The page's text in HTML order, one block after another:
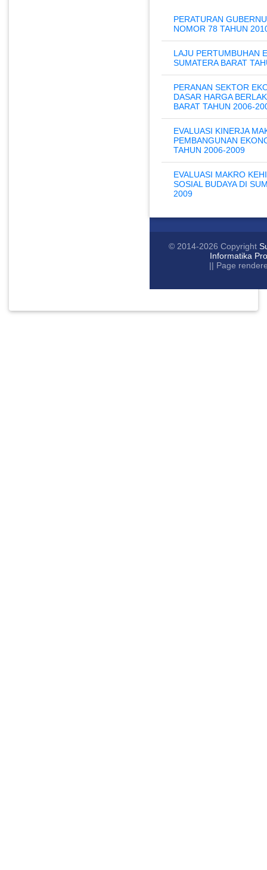
PERATURAN
NOMOR 78 TAHUN
LAJU PERTUMBUHAN
SUMATERA BARAT
PERANAN SEKTOR
DASAR HARGA
BARAT TAHUN 2006-
EVALUASI KINERJA
PEMBANGUNAN
TAHUN 2006-2009
EVALUASI MAKRO
SOSIAL BUDAYA DI
2009
© 2014-2026 Copyright
Informatika
|| Page